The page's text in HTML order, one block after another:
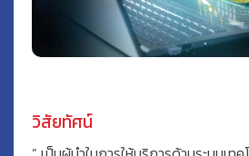
วิสัยทัศน์